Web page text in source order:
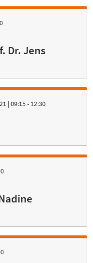
Dr. Jens
| 09:15 - 12:30